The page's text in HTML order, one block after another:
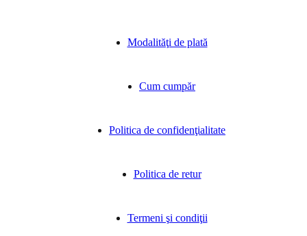
Modalităţi de plată
Cum cumpăr
Politica de confidenţialitate
Politica de retur
Termeni şi condiţii